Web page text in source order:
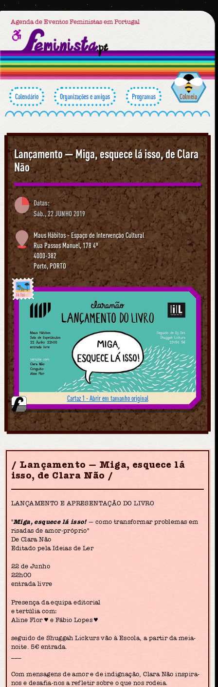
Agenda de Eventos Feministas em Portugal
Calendário Organizações e amigas Programas Colmeia
Lançamento — Miga, esquece lá isso, de Clara
Não
Datas:
Sáb., 22 JUNHO 2019
Maus Hábitos - Espaço de Intervenção Cultural
Rua Passos Manuel, 178 4º
4000-382
Porto, PORTO
Já foi
Cartaz 1 - Abrir em tamanho original
Lançamento — Miga, esquece lá
isso, de Clara Não
LANÇAMENTO E APRESENTAÇÃO DO LIVRO
"Miga, esquece lá isso!— como transformar problemas em
risadas de amor-próprio"
De Clara Não
Editado pela Ideias de Ler
22 de Junho
22h00
entrada livre
Presença da equipa editorial
e tertúlia com:
Aline Flor ♥ e Fábio Lopes ♥
seguido de Shuggah Lickurs vão à Escola, a partir da meia-
noite. 5€ entrada.
Com mensagens de amor e de indignação, Clara Não inspira-
nos e desafia-nos a refletir sobre o que nos rodeia.